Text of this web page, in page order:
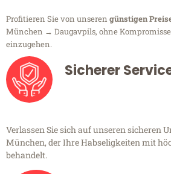
Profitieren Sie von unseren günstigen
München → Daugavpils, ohne
einzugehen.
Sicherer
Verlassen Sie sich auf unseren sicheren
München, der Ihre Habseligkeiten mit
behandelt.